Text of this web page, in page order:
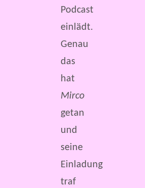
Podcast
einlädt.
Genau
das
hat
Mirco
getan
und
seine
Einladung
traf